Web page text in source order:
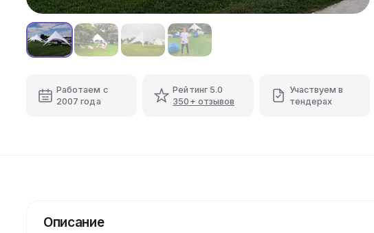
Работаем с
2007 года
Рейтинг 5.0
350+ отзывов
Участвуем в
тендерах
Описание